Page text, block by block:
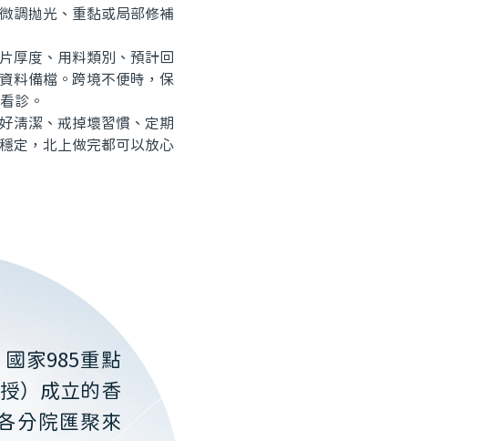
調抛光、重黏或局部修補
厚度、用料類別、預計回
料備檔。跨境不便時，保
診。
潔、戒掉壞習慣、定期
定，北上做完都可以放心
家985重點
）成立的香
分院匯聚來